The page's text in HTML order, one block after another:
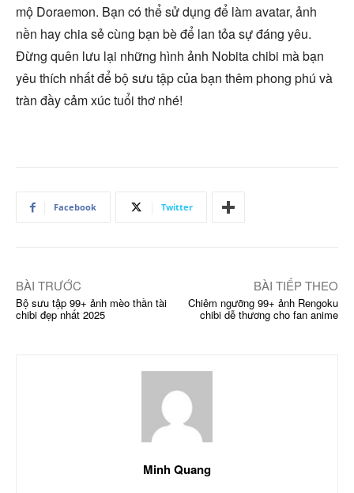
mộ Doraemon. Bạn có thể sử dụng để làm avatar, ảnh
nền hay chia sẻ cùng bạn bè để lan tỏa sự đáng yêu.
Đừng quên lưu lại những hình ảnh Nobita chibi mà bạn
yêu thích nhất để bộ sưu tập của bạn thêm phong phú và
tràn đầy cảm xúc tuổi thơ nhé!
Facebook Twitter
BÀI TRƯỚC
Bộ sưu tập 99+ ảnh mèo thần tài
chibi đẹp nhất 2025
BÀI TIẾP THEO
Chiêm ngưỡng 99+ ảnh Rengoku
chibi dễ thương cho fan anime
Minh Quang